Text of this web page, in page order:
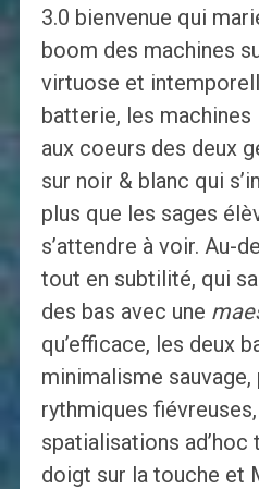
3.0 bienvenue qui
boom des machines
virtuose et
batterie, les
aux coeurs des deux
sur noir & blanc qui
plus que les sages
s’attendre à voir. Au-
tout en subtilité, qui
des bas avec une
qu’efficace, les deux
minimalisme
rythmiques fiévreuses,
spatialisations
doigt sur la touche et